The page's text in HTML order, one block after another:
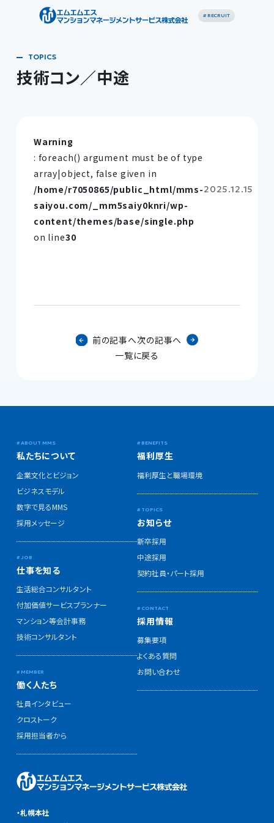
# RECRUIT
技術コン／中途
Warning
: foreach() argument must be of type
array|object, false given in
/home/r7050865/public_html/mms-
saiyou.com/_mm5saiy0knri/wp-
content/themes/base/single.php
on line30
2025.12.15
前の記事へ
一覧に戻る
次の記事へ
・札幌本社
私たちについて
企業文化とビジョン
ビジネスモデル
数字で見るMMS
採用メッセージ
仕事を知る
生活総合コンサルタント
付加価値サービスプランナー
マンション等会計事務
技術コンサルタント
働く人たち
社員インタビュー
クロストーク
採用担当者から
福利厚生
福利厚生と職場環境
お知らせ
新卒採用
中途採用
契約社員・パート採用
採用情報
募集要項
よくある質問
お問い合わせ